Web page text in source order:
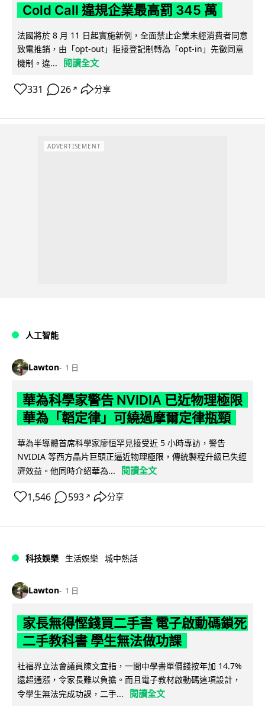
Cold Call 違規企業最高罰 345 萬
法國將於 8 月 11 日起實施新例，全面禁止企業未經消費者同意
致電推銷，由「opt-out」拒接登記制轉為「opt-in」先徵同意
機制。違...
閱讀全文
331 26 ↗ 分享
ADVERTISEMENT
人工智能
Lawton 1 日
華為科學家警告 NVIDIA 已近物理極限
華為「韜定律」可繞過摩爾定律瓶頸
華為半導體首席科學家廖恒罕見接受近 5 小時專訪，警告
NVIDIA 等西方晶片巨頭正逼近物理極限，傳統製程升級已失經
濟效益。他同時介紹華為...
閱讀全文
1,546 593 ↗ 分享
科技娛樂 生活娛樂 城中熱話
Lawton 1 日
家長無得慳錢買二手書 電子啟動碼鎖死
二手教科書 學生無法做功課
社福界立法會議員陳文宜指，一間中學書單價錢按年加 14.7%
遠超通漲，令家長難以負擔。而且電子教材啟動碼這項設計，
令學生無法完成功課，二手...
閱讀全文